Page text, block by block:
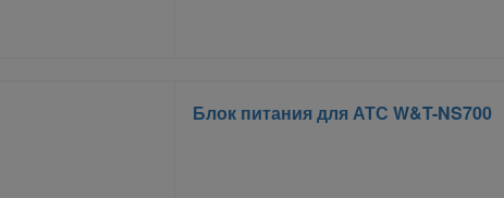
Блок питания для АТС W&T-NS700